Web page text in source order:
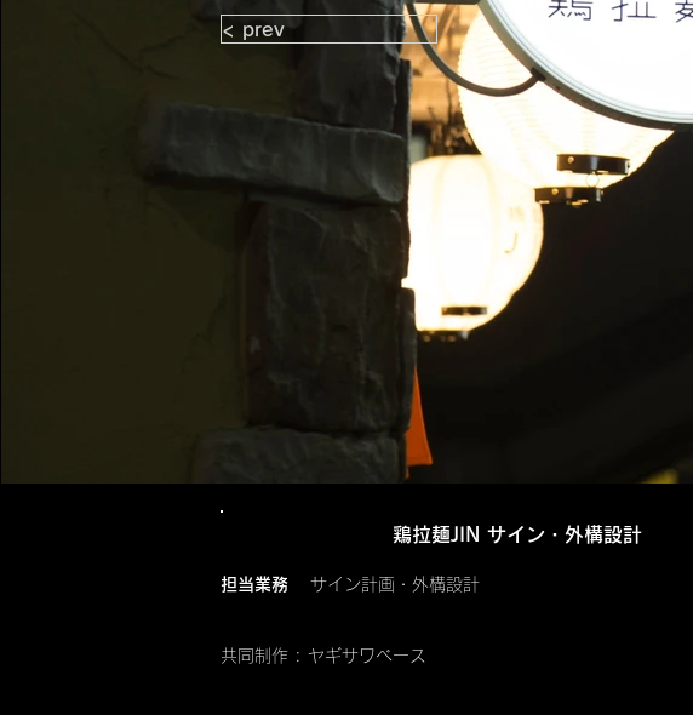
< prev
鶏拉麺JIN サイン・外構設計
担当業務 サイン計画・外構設計
共同制作 : ヤギサワベース